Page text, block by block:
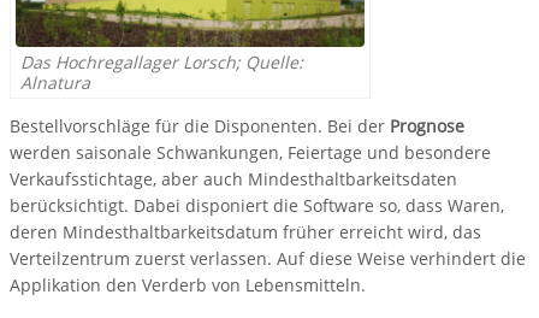
Das Hochregallager Lorsch; Quelle:
Alnatura
Bestellvorschläge für die Disponenten. Bei der Prognose
werden saisonale Schwankungen, Feiertage und besondere
Verkaufsstichtage, aber auch Mindesthaltbarkeitsdaten
berücksichtigt. Dabei disponiert die Software so, dass Waren,
deren Mindesthaltbarkeitsdatum früher erreicht wird, das
Verteilzentrum zuerst verlassen. Auf diese Weise verhindert die
Applikation den Verderb von Lebensmitteln.